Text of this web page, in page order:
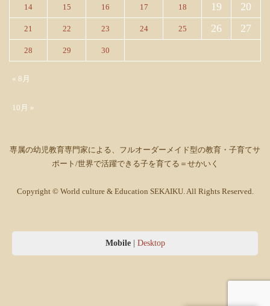
14 15 16 17 18 19 20
21 22 23 24 25 26 27
28 29 30
« 8月
10月 »
専属の幼児教育専門家による、フルオーダーメイド型の教育・子育てサ
ポート/世界で活躍できる子を育てる＝せかいく
Copyright © World culture & Education SEKAIKU. All Rights Reserved.
Mobile| Desktop